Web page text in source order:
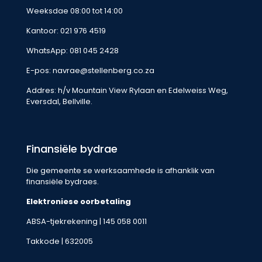
Weeksdae 08:00 tot 14:00
Kantoor: 021 976 4519
WhatsApp: 081 045 2428
E-pos: navrae@stellenberg.co.za
Addres: h/v Mountain View Rylaan en Edelweiss Weg,
Eversdal, Bellville.
Finansiële bydrae
Die gemeente se werksaamhede is afhanklik van
finansiële bydraes.
Elektroniese oorbetaling
ABSA-tjekrekening | 145 058 0011
Takkode | 632005